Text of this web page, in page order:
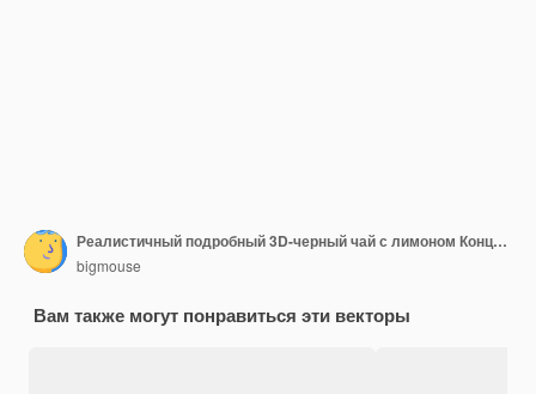
Реалистичный подробный 3D-черный чай с лимоном Концепция фонового вектора
bigmouse
Вам также могут понравиться эти векторы